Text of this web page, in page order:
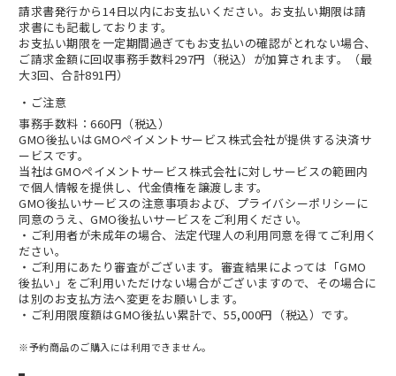
請求書発行から14日以内にお支払いください。お支払い期限は請
求書にも記載しております。
お支払い期限を一定期間過ぎてもお支払いの確認がとれない場合、
ご請求金額に回収事務手数料297円（税込）が加算されます。（最
大3回、合計891円）
ご注意
事務手数料：660円（税込）
GMO後払いはGMOペイメントサービス株式会社が提供する決済サ
ービスです。
当社はGMOペイメントサービス株式会社に対しサービスの範囲内
で個人情報を提供し、代金債権を譲渡します。
GMO後払いサービスの注意事項および、 プライバシーポリシーに
同意のうえ、GMO後払いサービスをご利用ください。
・ご利用者が未成年の場合、法定代理人の利用同意を得てご利用く
ださい。
・ご利用にあたり審査がございます。審査結果によっては「GMO
後払い」をご利用いただけない場合がございますので、その場合に
は別のお支払方法へ変更をお願いします。
・ご利用限度額はGMO後払い累計で、55,000円（税込）です。
※予約商品のご購入には利用できません。